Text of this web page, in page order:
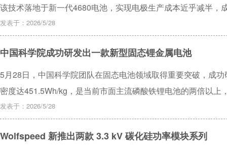
该技术落地于新一代4680电池，实现电极生产成本近乎减半，
发表于：2026/5/28
中国科学院成功研发出一款新型固态锂金属电池
5月28日，中国科学院团队在固态电池领域取得重要突破，成
密度达451.5Wh/kg，是当前市面主流磷酸铁锂电池的两倍以
倍率快充，3分钟即可充满，700次循环后容量仍可保持81.9%
固态电解质稳定性差的问题，减少副反应，同时该电池通过针
性更有保障。目前该技术仍处于实验室阶段，距离量产上车尚
发表于：2026/5/28
Wolfspeed 新推出两款 3.3 kV 碳化硅功率模块系列